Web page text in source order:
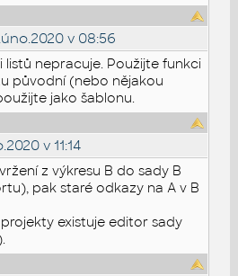
v 08:56
listů nepracuje. Použijte funkci
původní (nebo nějakou
jako šablonu.
v 11:14
z výkresu B do sady B
pak staré odkazy na A v B
existuje editor sady